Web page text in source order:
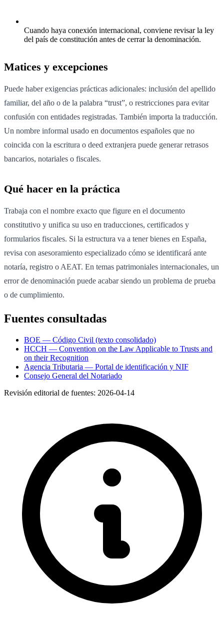
Cuando haya conexión internacional, conviene revisar la ley
del país de constitución antes de cerrar la denominación.
Matices y excepciones
Puede haber exigencias prácticas adicionales: inclusión del apellido
familiar, del año o de la palabra “trust”, o restricciones para evitar
confusión con entidades registradas. También importa la traducción.
Un nombre informal usado en documentos españoles que no
coincida con la escritura o deed extranjera puede generar retrasos
bancarios, notariales o fiscales.
Qué hacer en la práctica
Trabaja con el nombre exacto que figure en el documento
constitutivo y unifica su uso en traducciones, certificados y
formularios fiscales. Si la estructura va a tener bienes en España,
revisa con asesoramiento especializado cómo se identificará ante
notaría, registro o AEAT. En temas patrimoniales internacionales, un
error de denominación puede acabar siendo un problema de prueba
o de cumplimiento.
Fuentes consultadas
BOE — Código Civil (texto consolidado)
HCCH — Convention on the Law Applicable to Trusts and
on their Recognition
Agencia Tributaria — Portal de identificación y NIF
Consejo General del Notariado
Revisión editorial de fuentes: 2026-04-14